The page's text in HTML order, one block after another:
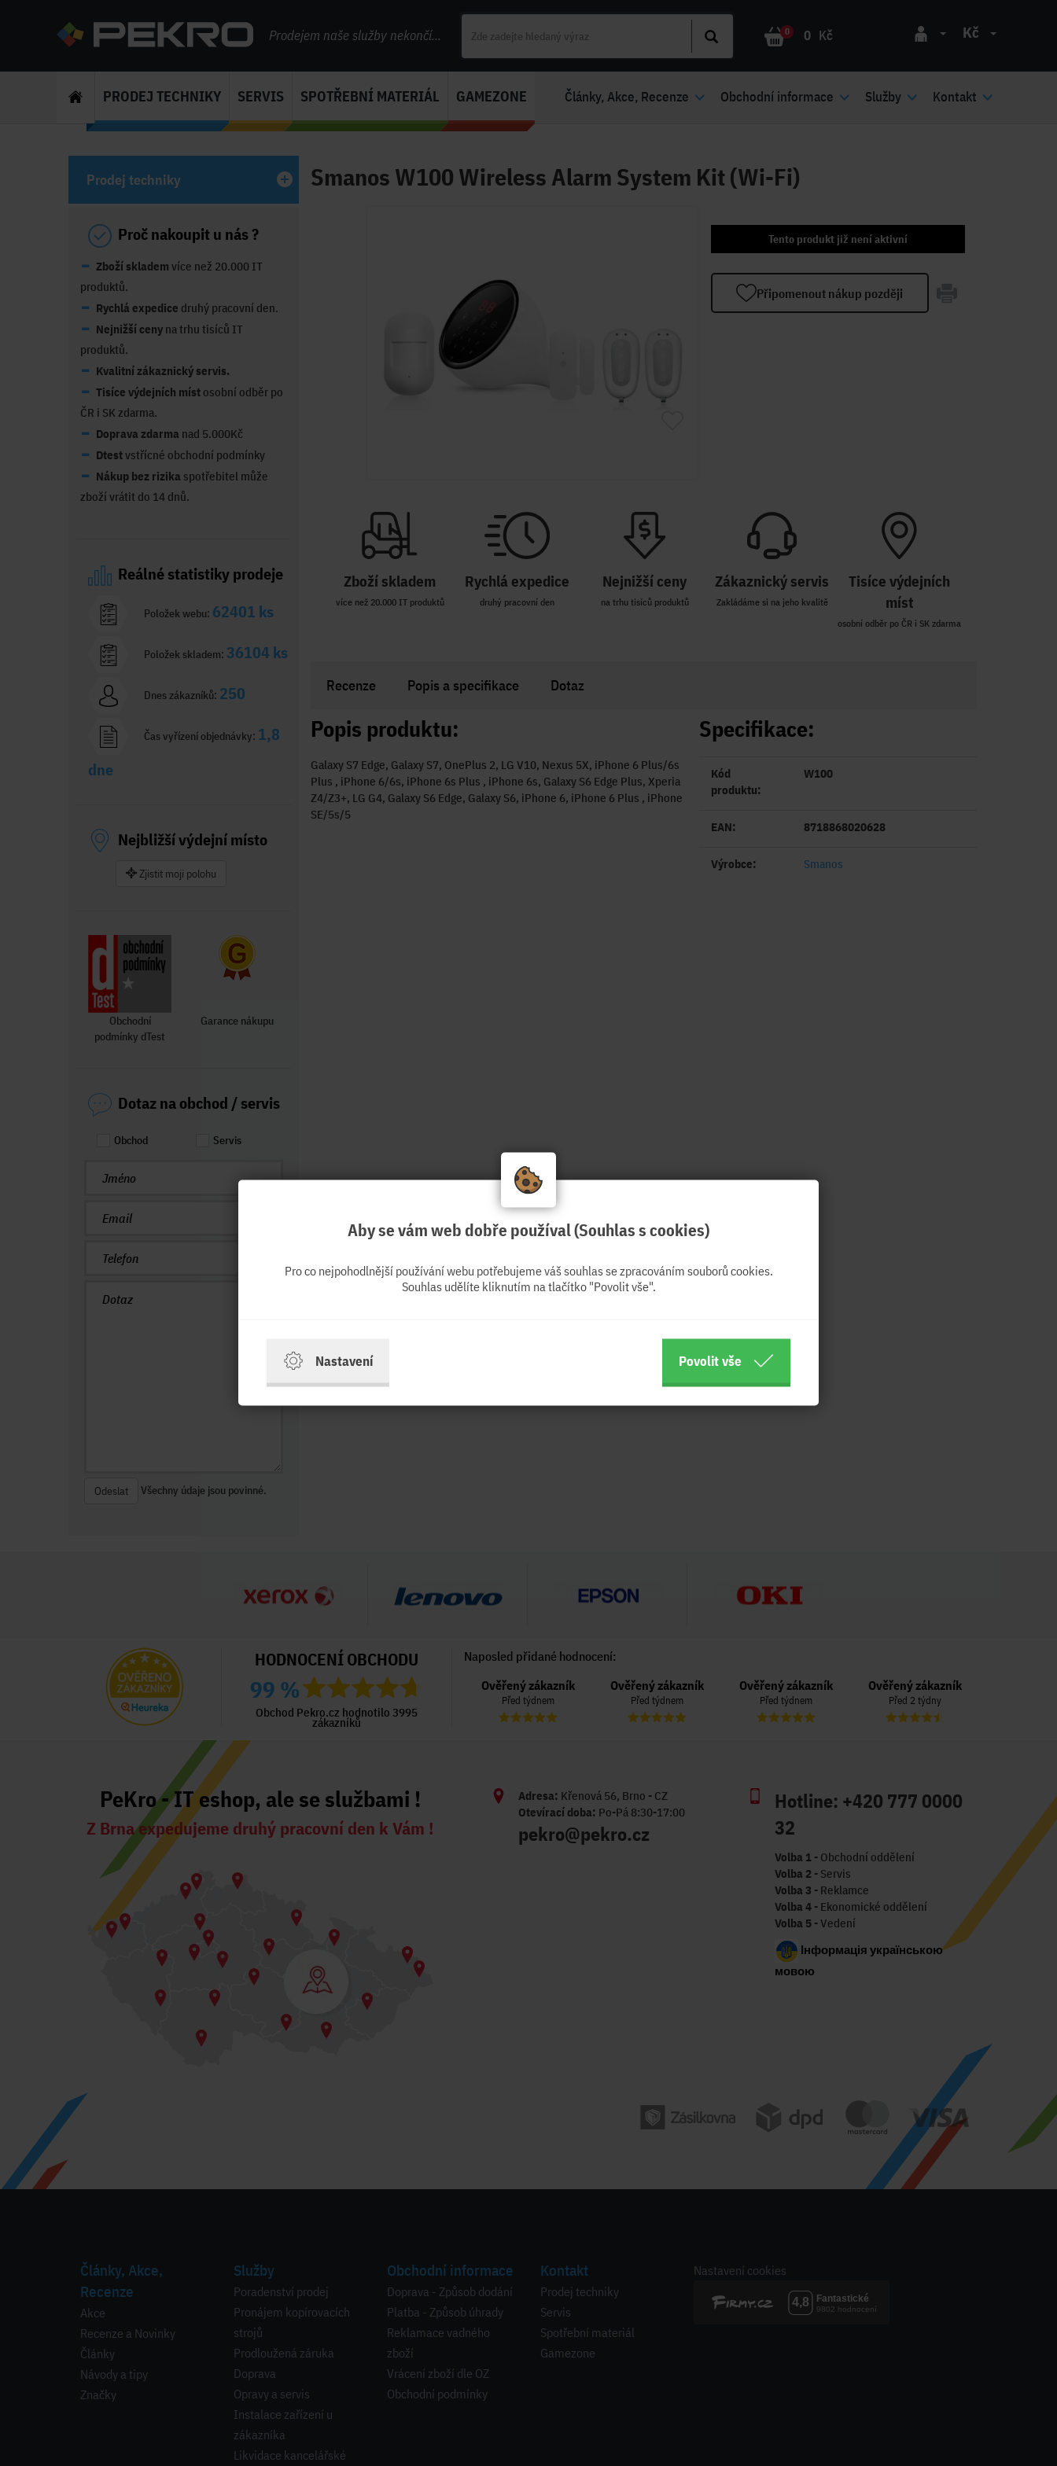
Prodejem naše služby nekončí... 0 0 Kč Kč
PRODEJ TECHNIKY SERVIS SPOTŘEBNÍ MATERIÁL GAMEZONE Články, Akce, Recenze Obchodní informace Služby Kontakt
Smanos W100 Wireless Alarm System Kit (Wi-Fi)
Tento produkt již není aktivní
Připomenout nákup později
Zboží skladem
více než 20.000 IT produktů
Rychlá expedice
druhý pracovní den
Nejnižší ceny
na trhu tisíců produktů
Zákaznický servis
Zakládáme si na jeho kvalitě
Tisíce výdejních
míst
osobní odběr po ČR i SK zdarma
Recenze Popis a specifikace Dotaz
Popis produktu:
Galaxy S7 Edge, Galaxy S7, OnePlus 2, LG V10, Nexus 5X, iPhone 6 Plus/6s
Plus , iPhone 6/6s, iPhone 6s Plus , iPhone 6s, Galaxy S6 Edge Plus, Xperia
Z4/Z3+, LG G4, Galaxy S6 Edge, Galaxy S6, iPhone 6, iPhone 6 Plus , iPhone
SE/5s/5
Specifikace:
Kód
produktu:
W100
EAN: 8718868020628
Výrobce: Smanos
Prodej techniky
Proč nakoupit u nás ?
Zboží skladem více než 20.000 IT
produktů.
Rychlá expedice druhý pracovní den.
Nejnižší ceny na trhu tisíců IT
produktů.
Kvalitní zákaznický servis.
Tisíce výdejních míst osobní odběr po
ČR i SK zdarma.
Doprava zdarma nad 5.000Kč
Dtestvstřícné obchodní podmínky
Nákup bez rizika spotřebitel může
zboží vrátit do 14 dnů.
Reálné statistiky prodeje
Položek webu: 62401 ks
Položek skladem: 36104 ks
Dnes zákazníků: 250
Čas vyřízení objednávky: 1,8
dne
Nejbližší výdejní místo
Zjistit moji polohu
Obchodní
podmínky dTest
Garance nákupu
Dotaz na obchod / servis
Obchod Servis
Odeslat Všechny údaje jsou povinné.
HODNOCENÍ OBCHODU
99 %
Obchod Pekro.cz hodnotilo 3995
zákazníků
Naposled přidané hodnocení:
Ověřený zákazník
Před 3 dny
Ověřený zákazník
Před 3 dny
Ověřený zákazník
Před týdnem
Ověřený zákazník
Před týdnem
Ověřený zákazník
Před týdnem
Ověřený zákazník
Před týdnem
Ověřený zákazník
Před 2 týdny
PeKro - IT eshop, ale se službami !
Z Brna expedujeme druhý pracovní den k Vám !
Adresa: Křenová 56, Brno - CZ
Otevírací doba: Po-Pá 8:30-17:00
pekro@pekro.cz
Hotline: +420 777 0000
32
Volba 1 - Obchodní oddělení
Volba 2 - Servis
Volba 3 - Reklamce
Volba 4 - Ekonomické oddělení
Volba 5 - Vedení
Інформація українською
мовою
Články, Akce,
Recenze
Akce
Recenze a Novinky
Články
Návody a tipy
Značky
Služby
Poradenství prodej
Pronájem kopírovacích
strojů
Prodloužená záruka
Doprava
Opravy a servis
Instalace zařízení u
zákazníka
Likvidace kancelářské
Obchodní informace
Doprava - Způsob dodání
Platba - Způsob úhrady
Reklamace vadného
zboží
Vrácení zboží dle OZ
Obchodní podmínky
Kontakt
Prodej techniky
Servis
Spotřební materiál
Gamezone
Nastavení cookies
Aby se vám web dobře používal (Souhlas s cookies)
Pro co nejpohodlnější používání webu potřebujeme váš souhlas se zpracováním souborů cookies.
Souhlas udělíte kliknutím na tlačítko "Povolit vše".
Nastavení Povolit vše